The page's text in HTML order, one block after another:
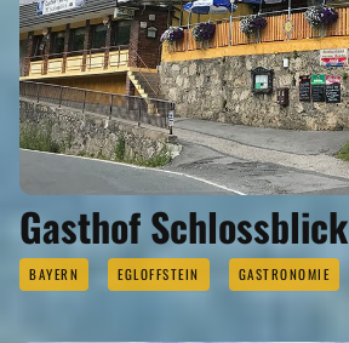
Gasthof Schlossblick
BAYERN EGLOFFSTEIN GASTRONOMIE